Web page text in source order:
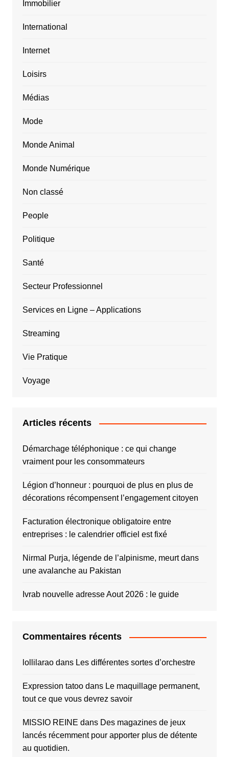
Immobilier
International
Internet
Loisirs
Médias
Mode
Monde Animal
Monde Numérique
Non classé
People
Politique
Santé
Secteur Professionnel
Services en Ligne – Applications
Streaming
Vie Pratique
Voyage
Articles récents
Démarchage téléphonique : ce qui change
vraiment pour les consommateurs
Légion d’honneur : pourquoi de plus en plus de
décorations récompensent l’engagement citoyen
Facturation électronique obligatoire entre
entreprises : le calendrier officiel est fixé
Nirmal Purja, légende de l’alpinisme, meurt dans
une avalanche au Pakistan
Ivrab nouvelle adresse Aout 2026 : le guide
Commentaires récents
lollilaraodans Les différentes sortes d’orchestre
Expression tatoodans Le maquillage permanent,
tout ce que vous devrez savoir
MISSIO REINE dans Des magazines de jeux
lancés récemment pour apporter plus de détente
au quotidien.